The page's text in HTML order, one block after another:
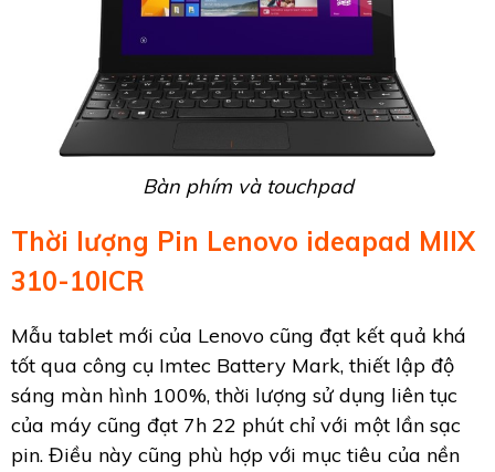
Bàn phím và touchpad
Thời lượng Pin Lenovo ideapad MIIX
310-10ICR
Mẫu tablet mới của Lenovo cũng đạt kết quả khá
tốt qua công cụ Imtec Battery Mark, thiết lập độ
sáng màn hình 100%, thời lượng sử dụng liên tục
của máy cũng đạt 7h 22 phút chỉ với một lần sạc
pin. Điều này cũng phù hợp với mục tiêu của nền